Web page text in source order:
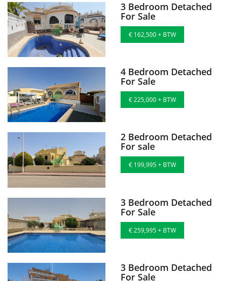
3 Bedroom Detached
For Sale
€ 162,500 + BTW
4 Bedroom Detached
For Sale
€ 225,000 + BTW
2 Bedroom Detached
For sale
€ 199,995 + BTW
3 Bedroom Detached
For Sale
€ 259,995 + BTW
3 Bedroom Detached
For Sale